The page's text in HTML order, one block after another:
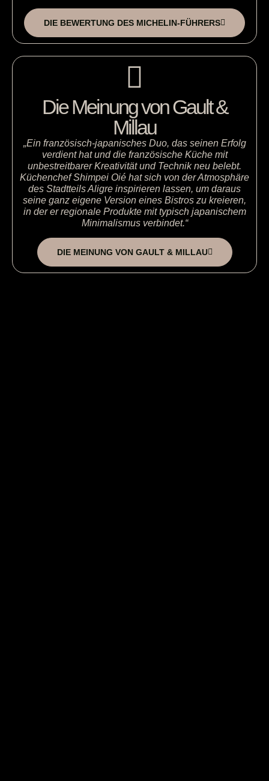
DIE BEWERTUNG DES MICHELIN-FÜHRERS
Die Meinung von Gault &
Millau
„Ein französisch-japanisches Duo, das seinen Erfolg
verdient hat und die französische Küche mit
unbestreitbarer Kreativität und Technik neu belebt.
Küchenchef Shimpei Oié hat sich von der Atmosphäre
des Stadtteils Aligre inspirieren lassen, um daraus
seine ganz eigene Version eines Bistros zu kreieren,
in der er regionale Produkte mit typisch japanischem
Minimalismus verbindet.“
DIE MEINUNG VON GAULT & MILLAU